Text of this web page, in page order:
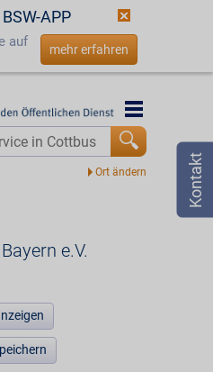
APP
auf
mehr erfahren
e.V.